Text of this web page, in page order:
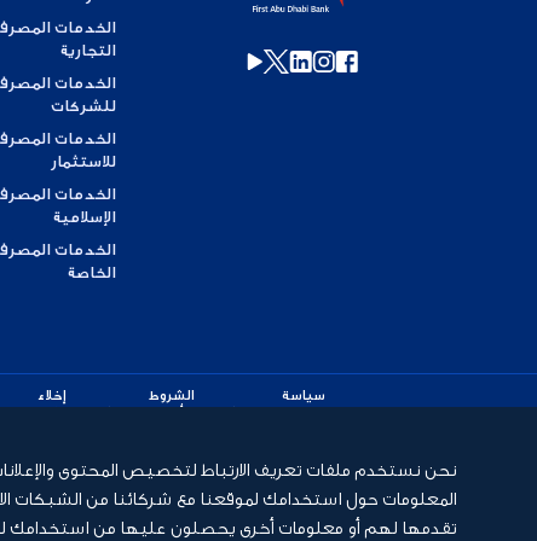
نحن نستخدم ملفات تعريف الارتباط لتخصيص المحتوى
المعلومات حول استخدامك لموقعنا مع شركائنا من الشبكات
تقدمها لهم أو معلومات أخرى يحصلون عليها من استخدامك
الخدمات
التجارية
الخدمات
للشركات
الخدمات
للاستثمار
الخدمات
الإسلامية
الخدمات
الخاصة
سياسة
الخصوصية
الشروط
والأحكام
إخلاء
مسؤولية